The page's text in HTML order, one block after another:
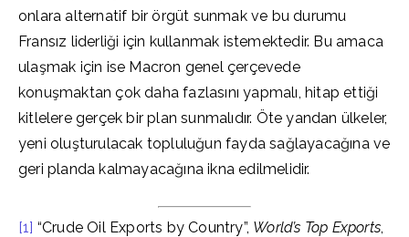
onlara alternatif bir örgüt sunmak ve bu durumu
Fransız liderliği için kullanmak istemektedir. Bu amaca
ulaşmak için ise Macron genel çerçevede
konuşmaktan çok daha fazlasını yapmalı, hitap ettiği
kitlelere gerçek bir plan sunmalıdır. Öte yandan ülkeler,
yeni oluşturulacak topluluğun fayda sağlayacağına ve
geri planda kalmayacağına ikna edilmelidir.
[1] “Crude Oil Exports by Country”, World’s Top Exports,